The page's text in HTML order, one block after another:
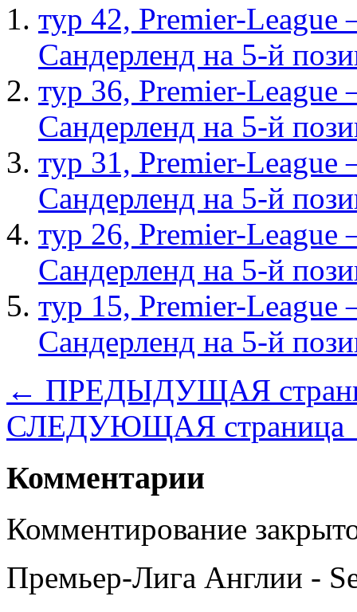
тур 42, Рremier-
Сандерленд на 5-й
тур 36, Рremier-
Сандерленд на 5-й
тур 31, Рremier-
Сандерленд на 5-й
тур 26, Рremier-
Сандерленд на 5-й
тур 15, Рremier-
Сандерленд на 5-й
← ПРЕДЫДУЩАЯ
СЛЕДУЮЩАЯ
Комментарии
Комментирование
Премьер-Лига Англии -